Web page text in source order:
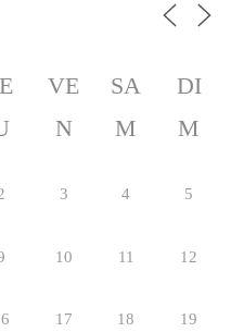
VE
N
SA
M
DI
M
3 4 5
10 11 12
17 18 19